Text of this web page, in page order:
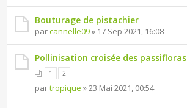
Bouturage de pistachier
parcannelle09» 17 Sep 2021, 16:08
Pollinisation croisée des passifloras
1 2
partropique » 23 Mai 2021, 00:54